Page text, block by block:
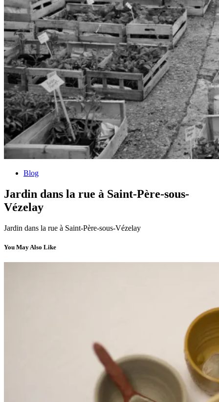
Blog
Jardin dans la rue à Saint-Père-sous-
Vézelay
Jardin dans la rue à Saint-Père-sous-Vézelay
You May Also Like